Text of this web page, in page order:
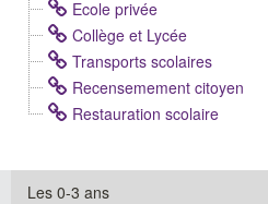
Ecole privée
Collège et Lycée
Transports scolaires
Recensemement citoyen
Restauration scolaire
Les 0-3 ans